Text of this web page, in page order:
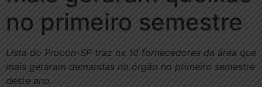
no primeiro semestre
Lista do Procon-SP traz os 10 fornecedores da área que
mais geraram demandas no órgão no primeiro semestre
deste ano.